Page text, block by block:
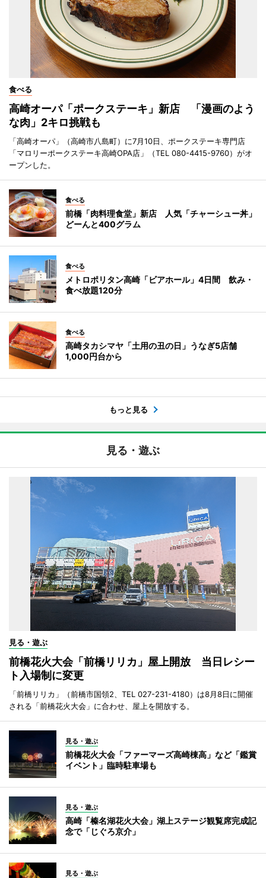
食べる
高崎オーパ「ポークステーキ」新店 「漫画のよう
な肉」2キロ挑戦も
「高崎オーパ」（高崎市八島町）に7月10日、ポークステーキ専門店
「マロリーポークステーキ高崎OPA店」（TEL 080-4415-9760）がオ
ープンした。
食べる
前橋「肉料理食堂」新店 人気「チャーシュー丼」
どーんと400グラム
食べる
メトロポリタン高崎「ビアホール」4日間 飲み・
食べ放題120分
食べる
高崎タカシマヤ「土用の丑の日」うなぎ5店舗
1,000円台から
もっと見る
見る・遊ぶ
見る・遊ぶ
前橋花火大会「前橋リリカ」屋上開放 当日レシー
ト入場制に変更
「前橋リリカ」（前橋市国領2、TEL 027-231-4180）は8月8日に開催
される「前橋花火大会」に合わせ、屋上を開放する。
見る・遊ぶ
前橋花火大会「ファーマーズ高崎棟高」など「鑑賞
イベント」臨時駐車場も
見る・遊ぶ
高崎「榛名湖花火大会」湖上ステージ観覧席完成記
念で「じぐろ京介」
見る・遊ぶ